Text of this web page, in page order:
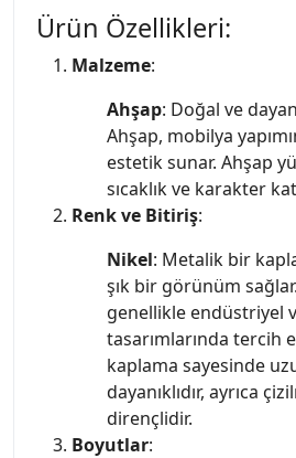
Ürün Özellikleri:
Malzeme:
Ahşap: Doğal ve
Ahşap, mobilya
estetik sunar. Ahşap
sıcaklık ve karakter
Renk ve Bitiriş:
Nikel: Metalik bir
şık bir görünüm
genellikle endüstriyel
tasarımlarında tercih
kaplama sayesinde
dayanıklıdır, ayrıca
dirençlidir.
Boyutlar: